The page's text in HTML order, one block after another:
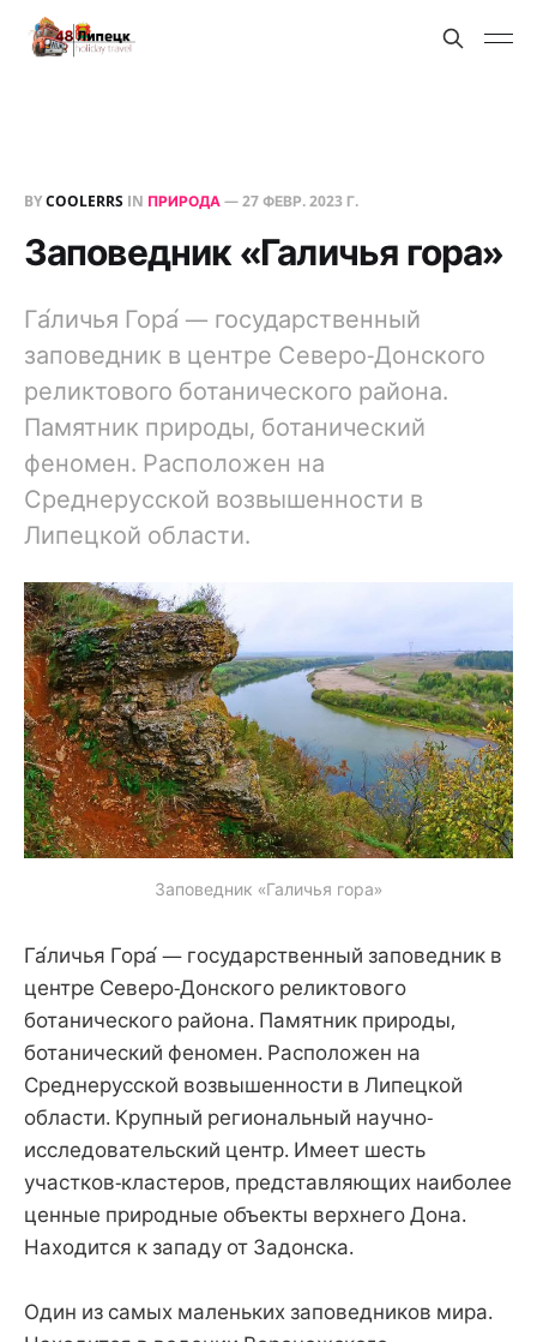
BYCOOLERRS IN ПРИРОДА—27 ФЕВР. 2023 Г.
Заповедник «Галичья гора»
Га́личья Гора́ — государственный
заповедник в центре Северо-Донского
реликтового ботанического района.
Памятник природы, ботанический
феномен. Расположен на
Среднерусской возвышенности в
Липецкой области.
Заповедник «Галичья гора»
Га́личья Гора́ — государственный заповедник в
центре Северо-Донского реликтового
ботанического района. Памятник природы,
ботанический феномен. Расположен на
Среднерусской возвышенности в Липецкой
области. Крупный региональный научно-
исследовательский центр. Имеет шесть
участков-кластеров, представляющих наиболее
ценные природные объекты верхнего Дона.
Находится к западу от Задонска.
Один из самых маленьких заповедников мира.